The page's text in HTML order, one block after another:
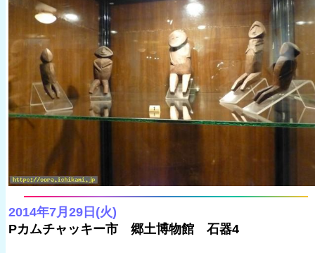
2014年7月29日(火)
Pカムチャッキー市 郷土博物館 石器4